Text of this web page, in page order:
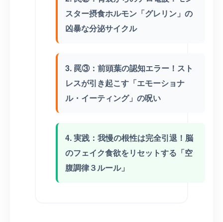
スター摂食ホルモン「グレリン」の
凶暴な分泌サイクル
3. 罠③：前頭葉の認知エラー！スト
レスが引き起こす「エモーショナ
ル・イーティング」の呪い
4. 実践：我慢の根性は完全引退！脳
のフェイク食欲をリセットする「空
腹調律３ルール」